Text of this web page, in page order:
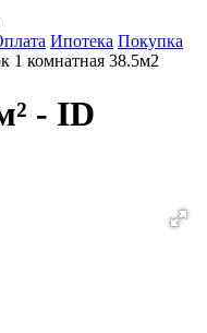
Ипотека Покупка
комнатная 38.5м2
- ID